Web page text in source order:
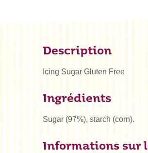
Description
Icing Sugar Gluten Free
Ingrédients
Sugar (97%), starch (corn).
Informations sur